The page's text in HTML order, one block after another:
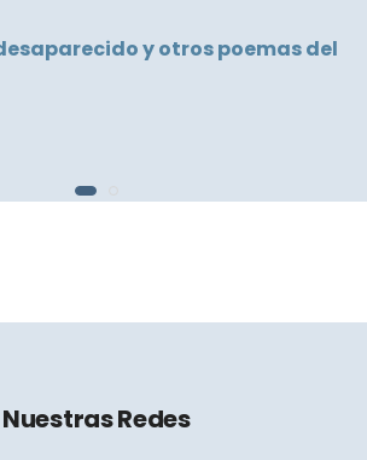
y otros poemas del
Nuestras Redes